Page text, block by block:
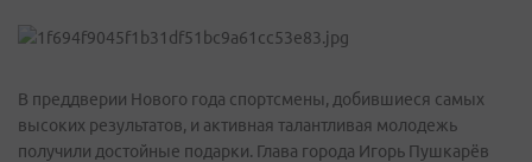
В преддверии Нового года спортсмены, добившиеся самых
высоких результатов, и активная талантливая молодежь
получили достойные подарки. Глава города Игорь Пушкарёв